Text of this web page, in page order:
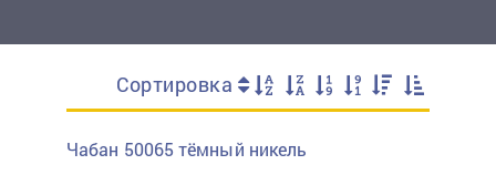
простую регистрацию
Сортировка
Чабан 50065 тёмный никель